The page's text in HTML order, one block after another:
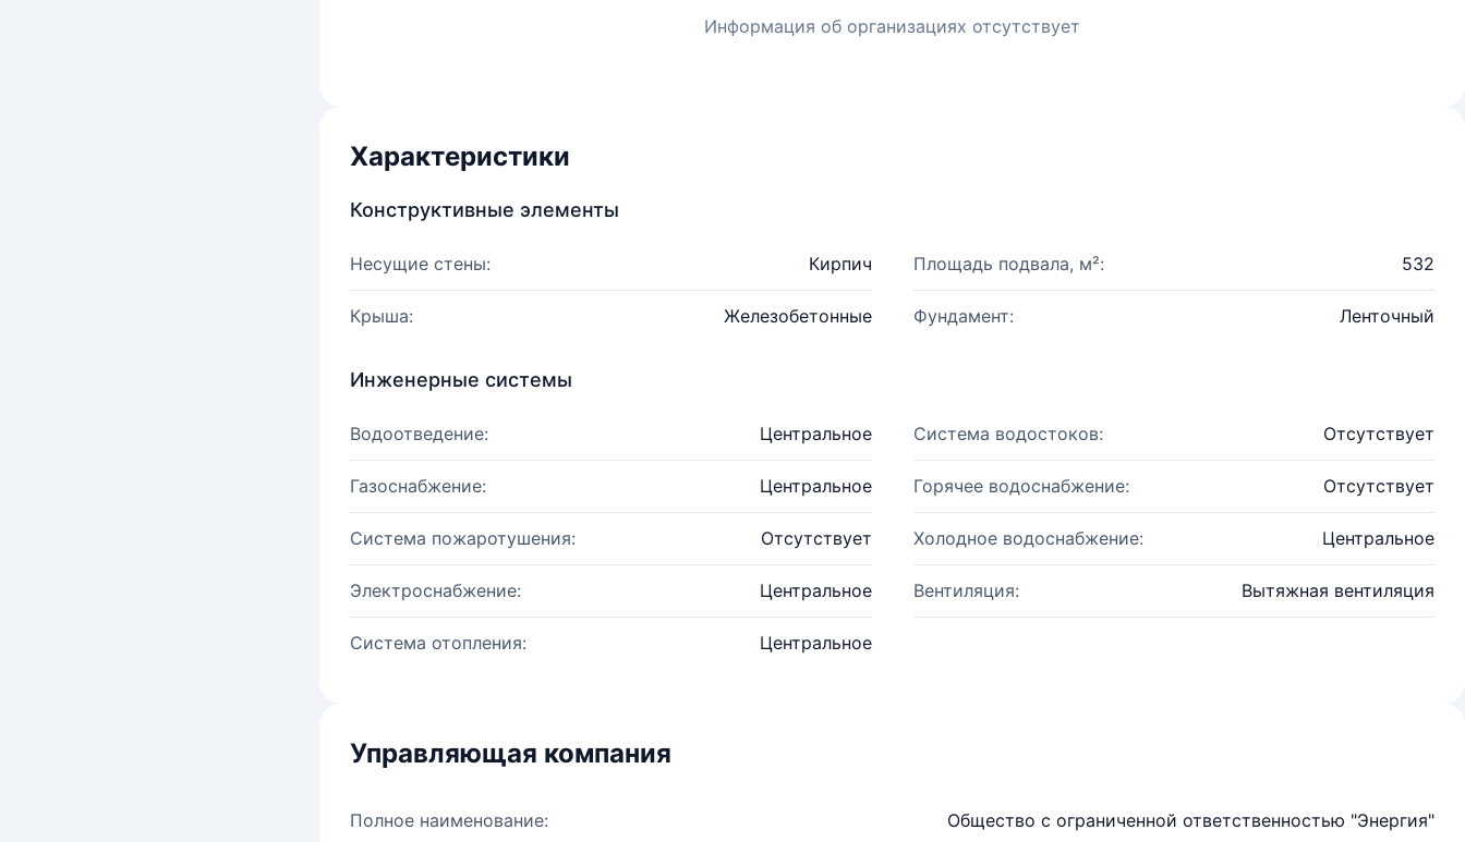
Информация об организациях отсутствует
Характеристики
Конструктивные элементы
Несущие стены: Кирпич Площадь подвала, м²: 532
Крыша: Железобетонные Фундамент: Ленточный
Инженерные системы
Водоотведение: Центральное Система водостоков: Отсутствует
Газоснабжение: Центральное Горячее водоснабжение: Отсутствует
Система пожаротушения: Отсутствует Холодное водоснабжение: Центральное
Электроснабжение: Центральное Вентиляция: Вытяжная вентиляция
Система отопления: Центральное
Управляющая компания
Полное наименование: Общество с ограниченной ответственностью "Энергия"